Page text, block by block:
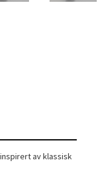
av klassisk